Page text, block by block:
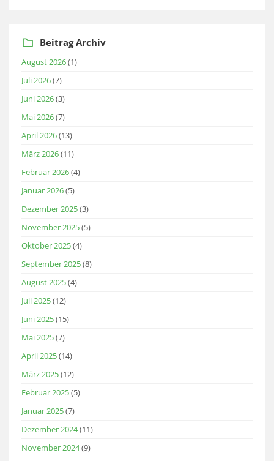
Beitrag Archiv
August 2026(1)
Juli 2026(7)
Juni 2026(3)
Mai 2026(7)
April 2026(13)
März 2026(11)
Februar 2026(4)
Januar 2026(5)
Dezember 2025(3)
November 2025(5)
Oktober 2025(4)
September 2025(8)
August 2025(4)
Juli 2025(12)
Juni 2025(15)
Mai 2025(7)
April 2025(14)
März 2025(12)
Februar 2025(5)
Januar 2025(7)
Dezember 2024(11)
November 2024(9)